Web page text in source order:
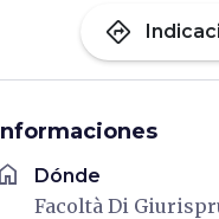
directions
home Dónde
Facoltà Di